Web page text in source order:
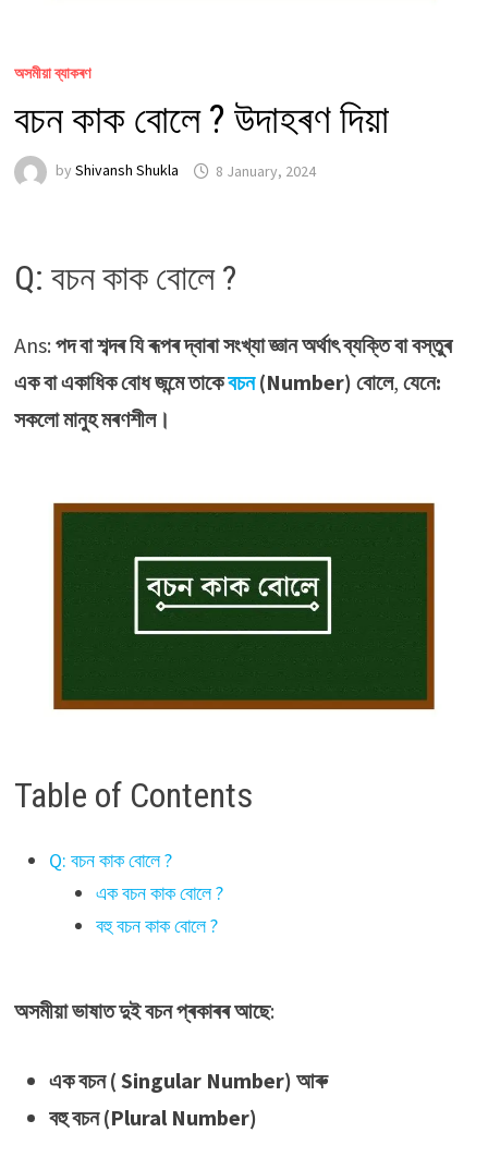
অসমীয়া ব্যাকৰণ
বচন কাক বোলে ? উদাহৰণ দিয়া
by Shivansh Shukla 8 January, 2024
Q: বচন কাক বোলে ?
Ans: পদ বা শব্দৰ যি ৰূপৰ দ্বাৰা সংখ্যা জ্ঞান অৰ্থাৎ ব্যক্তি বা বস্তুৰ
এক বা একাধিক বোধ জন্মে তাকেবচন(Number) বোলে, যেনে:
সকলো মানুহ মৰণশীল।
Table of Contents
Q: বচন কাক বোলে ?
এক বচন কাক বোলে ?
বহু বচন কাক বোলে ?
অসমীয়া ভাষাত দুই বচন প্ৰকাৰৰ আছে:
এক বচন ( Singular Number) আৰু
বহু বচন (Plural Number)